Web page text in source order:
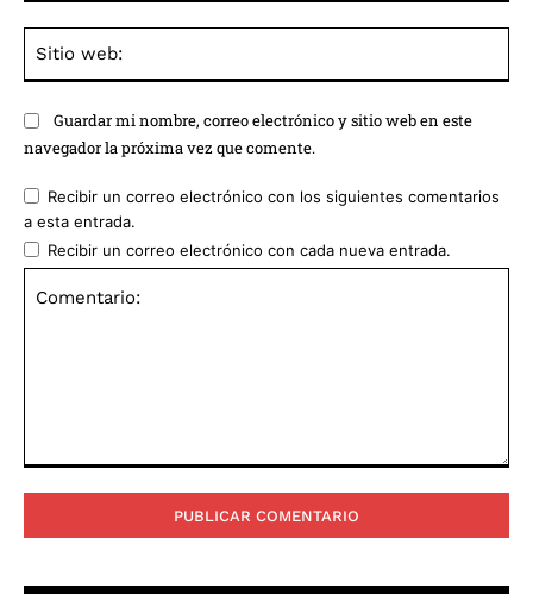
Guardar mi nombre, correo electrónico y sitio web en este
navegador la próxima vez que comente.
Recibir un correo electrónico con los siguientes comentarios
a esta entrada.
Recibir un correo electrónico con cada nueva entrada.